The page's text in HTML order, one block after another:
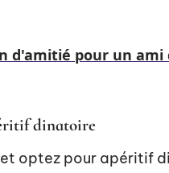
d'amitié pour un ami
dinatoire
optez pour apéritif